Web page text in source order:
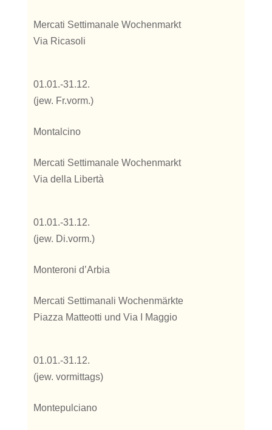
Mercati Settimanale Wochenmarkt
Via Ricasoli
01.01.-31.12.
(jew. Fr.vorm.)
Montalcino
Mercati Settimanale Wochenmarkt
Via della Libertà
01.01.-31.12.
(jew. Di.vorm.)
Monteroni d’Arbia
Mercati Settimanali Wochenmärkte
Piazza Matteotti und Via I Maggio
01.01.-31.12.
(jew. vormittags)
Montepulciano